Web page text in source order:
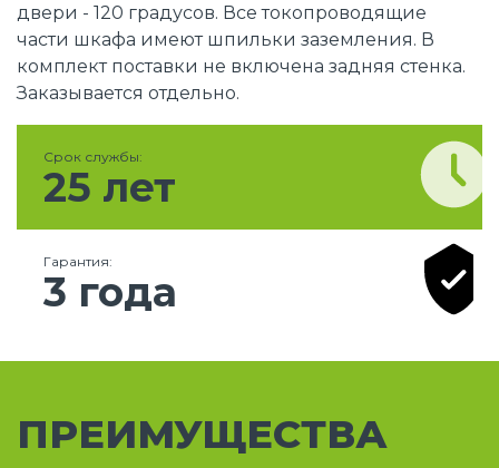
двери - 120 градусов. Все токопроводящие
части шкафа имеют шпильки заземления. В
комплект поставки не включена задняя стенка.
Заказывается отдельно.
Срок службы:
25 лет
Гарантия:
3 года
ПРЕИМУЩЕСТВА